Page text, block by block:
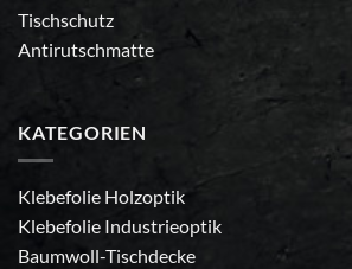
Tischschutz
Antirutschmatte
KATEGORIEN
Klebefolie Holzoptik
Klebefolie Industrieoptik
Baumwoll-Tischdecke